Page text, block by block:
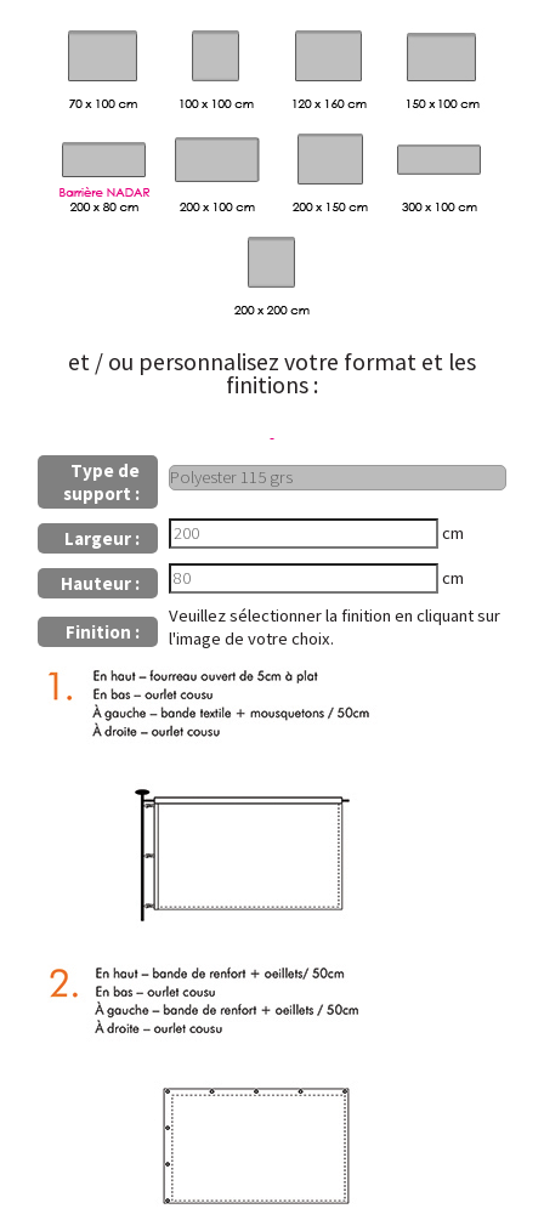
et / ou personnalisez votre format et les
finitions :
Type de
support :
Largeur :
cm
Hauteur : cm
Finition :
Veuillez sélectionner la finition en cliquant sur
l'image de votre choix.